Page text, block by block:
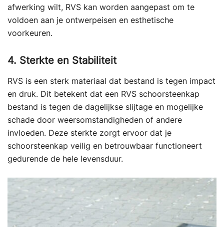
afwerking wilt, RVS kan worden aangepast om te
voldoen aan je ontwerpeisen en esthetische
voorkeuren.
4. Sterkte en Stabiliteit
RVS is een sterk materiaal dat bestand is tegen impact
en druk. Dit betekent dat een RVS schoorsteenkap
bestand is tegen de dagelijkse slijtage en mogelijke
schade door weersomstandigheden of andere
invloeden. Deze sterkte zorgt ervoor dat je
schoorsteenkap veilig en betrouwbaar functioneert
gedurende de hele levensduur.